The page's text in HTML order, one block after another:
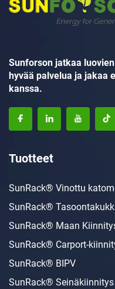
Sunforson jatkaa
hyvää palvelua ja jakaa
kanssa.
Tuotteet
SunRack® Vinottu
SunRack®
SunRack® Maan
SunRack® Carport-
SunRack® BIPV
SunRack® Seinäkiinnitys